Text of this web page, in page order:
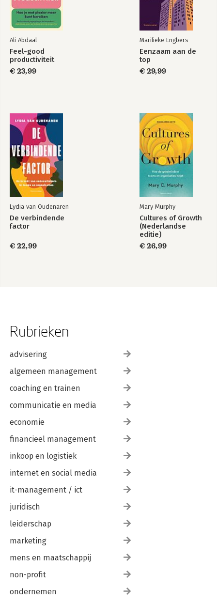
Ali Abdaal
Feel-good
productiviteit
€ 23,99
Marilieke Engbers
Eenzaam aan de
top
€ 29,99
Lydia van Oudenaren
De verbindende
factor
€ 22,99
Mary Murphy
Cultures of Growth
(Nederlandse
editie)
€ 26,99
Rubrieken
advisering
algemeen management
coaching en trainen
communicatie en media
economie
financieel management
inkoop en logistiek
internet en social media
it-management / ict
juridisch
leiderschap
marketing
mens en maatschappij
non-profit
ondernemen